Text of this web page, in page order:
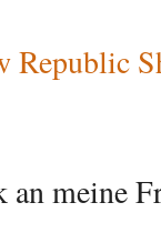
Republic
an meine